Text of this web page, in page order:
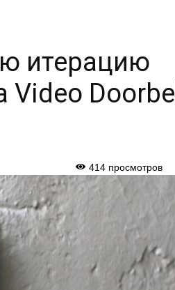
итерацию
Doorbell
414 просмотров